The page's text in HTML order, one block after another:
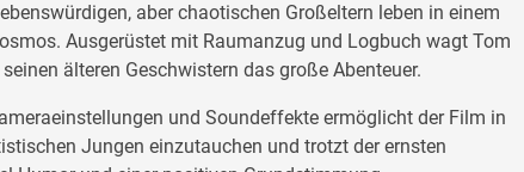
aber chaotischen Großeltern leben in einem
Ausgerüstet mit Raumanzug und Logbuch wagt Tom
älteren Geschwistern das große Abenteuer.
und Soundeffekte ermöglicht der Film in
Jungen einzutauchen und trotzt der ernsten